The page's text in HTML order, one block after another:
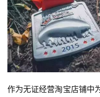
作为无证经营淘宝店铺中